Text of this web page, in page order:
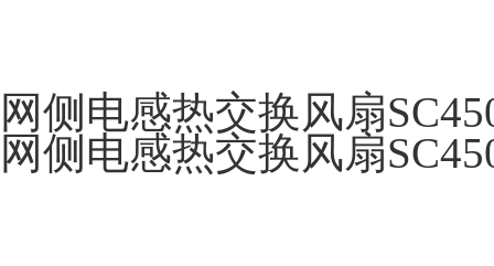
网侧电感热交换风扇
网侧电感热交换风扇